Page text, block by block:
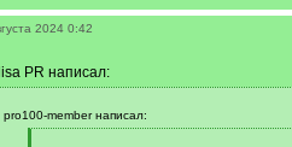
2024 0:42
PR написал:
q
pro100-member написал: